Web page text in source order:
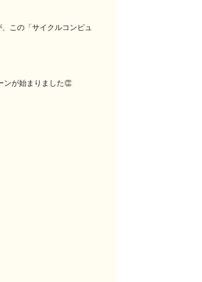
この「サイクルコンピュ
ンが始まりました👏